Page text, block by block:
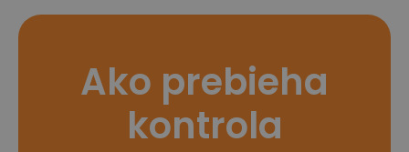
Ako prebieha
kontrola